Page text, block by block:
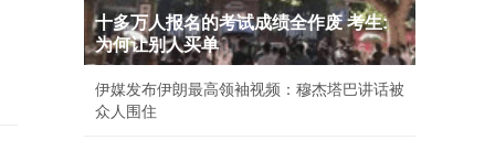
十多万人报名的考试成绩全作废 考生:
为何让别人买单
伊媒发布伊朗最高领袖视频：穆杰塔巴讲话被
众人围住